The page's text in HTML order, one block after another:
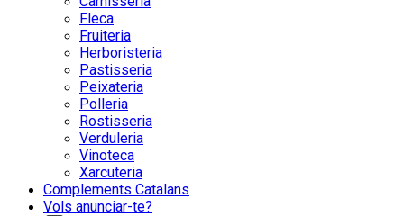
Fleca
Fruiteria
Herboristeria
Pastisseria
Peixateria
Polleria
Rostisseria
Verduleria
Vinoteca
Xarcuteria
Complements Catalans
Vols anunciar-te?